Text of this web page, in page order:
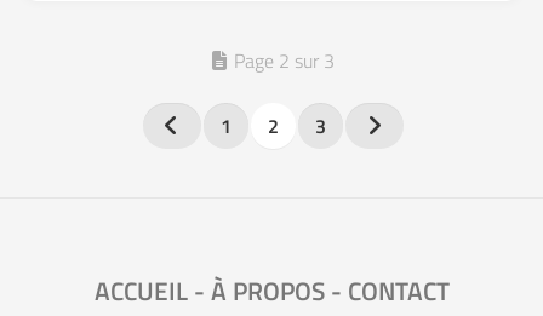
Page 2 sur 3
1 2 3
ACCUEIL-À PROPOS- CONTACT